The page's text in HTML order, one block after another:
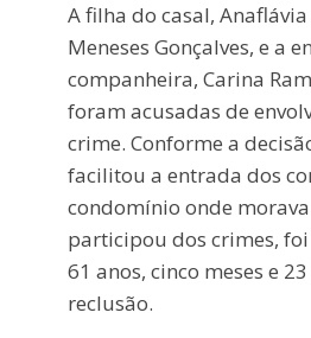
A filha do casal,
Meneses Gonçalves, e a
companheira, Carina
foram acusadas de
crime. Conforme a
facilitou a entrada dos
condomínio onde
participou dos crimes,
61 anos, cinco meses e
reclusão.